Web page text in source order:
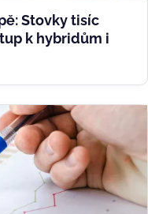
Stovky tisíc
k hybridům i